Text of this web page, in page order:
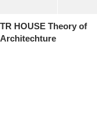
TR HOUSE Theory of
Architechture